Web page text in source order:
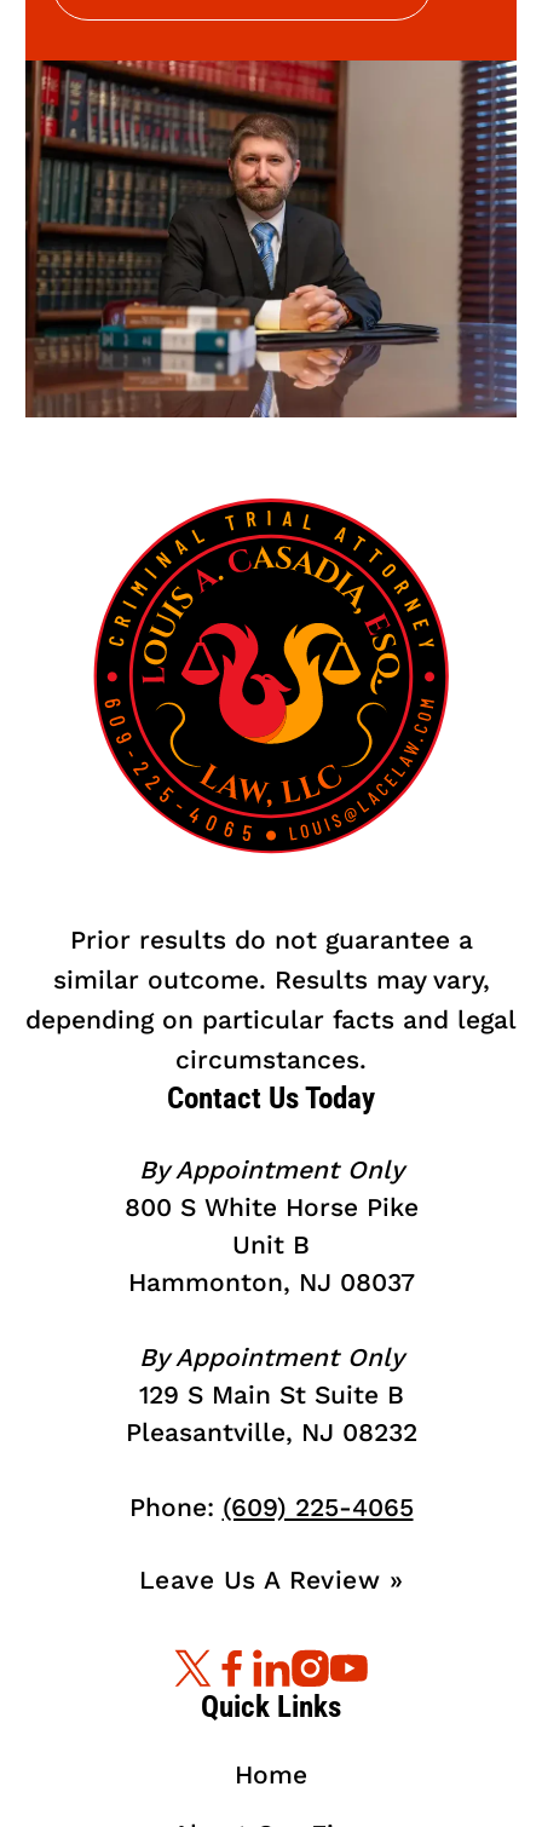
Prior results do not guarantee a
similar outcome. Results may vary,
depending on particular facts and legal
circumstances.
Contact Us Today
By Appointment Only
800 S White Horse Pike
Unit B
Hammonton, NJ 08037
By Appointment Only
129 S Main St Suite B
Pleasantville, NJ 08232
Phone: (609) 225-4065
Leave Us A Review »
Quick Links
Home